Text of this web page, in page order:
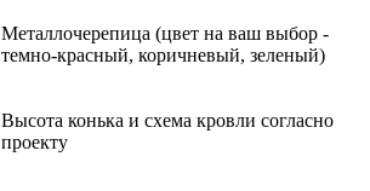
Металлочерепица (цвет на ваш выбор -
темно-красный, коричневый, зеленый)
Высота конька и схема кровли согласно
проекту